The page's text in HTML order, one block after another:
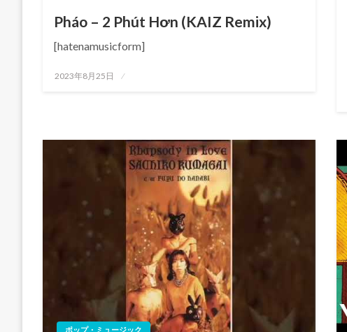
Pháo – 2 Phút Hơn (KAIZ Remix)
[hatenamusicform]
投
2023年8月25日
ポップ・ミュージック